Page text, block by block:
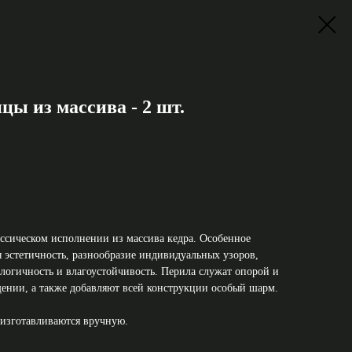
из массива - 2 шт.
исполнении из массива кедра. Особенное
разнообразие индивидуальных узоров,
и влагоустойчивость. Перила служат опорой и
а также добавляют всей конструкции особый шарм.
вручную.